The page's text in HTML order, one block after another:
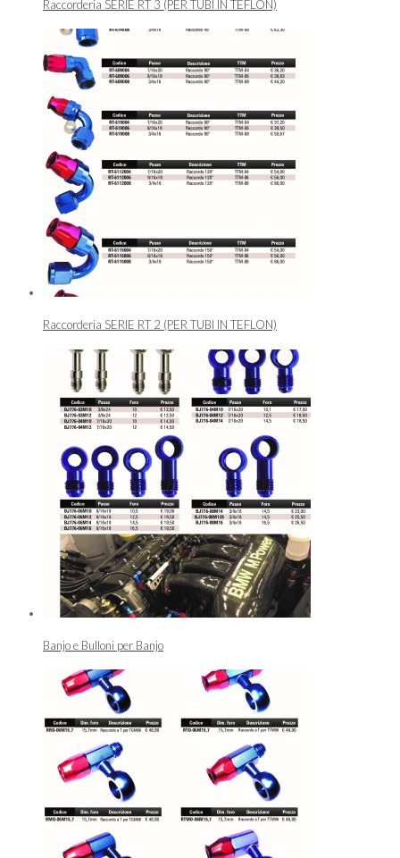
Raccorderia SERIE RT 3 (PER TUBI IN TEFLON)
Raccorderia SERIE RT 2 (PER TUBI IN TEFLON)
Banjo e Bulloni per Banjo